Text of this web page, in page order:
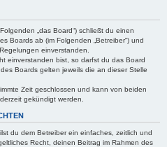
„das Board“) schließt du einen
Boards ab (im Folgenden „Betreiber“) und
einverstanden.
einverstanden bist, so darfst du das Board
Boards gelten jeweils die an dieser Stelle
Zeit geschlossen und kann von beiden
gekündigt werden.
du dem Betreiber ein einfaches, zeitlich und
Recht, deinen Beitrag im Rahmen des